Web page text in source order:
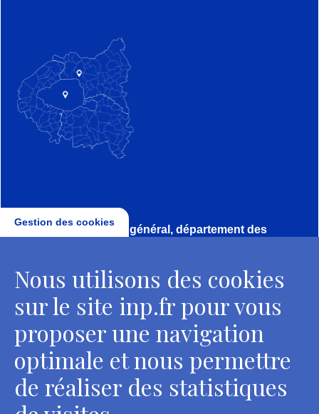
Direction, secrétariat général, département des
2 rue Vivienne - 75002 Paris
Tél. : + 33 1 44 41 16 41
Contacts
Département des restaurateurs
Gestion des cookies
Nous utilisons des cookies
sur le site inp.fr pour vous
proposer une navigation
optimale et nous permettre
de réaliser des statistiques